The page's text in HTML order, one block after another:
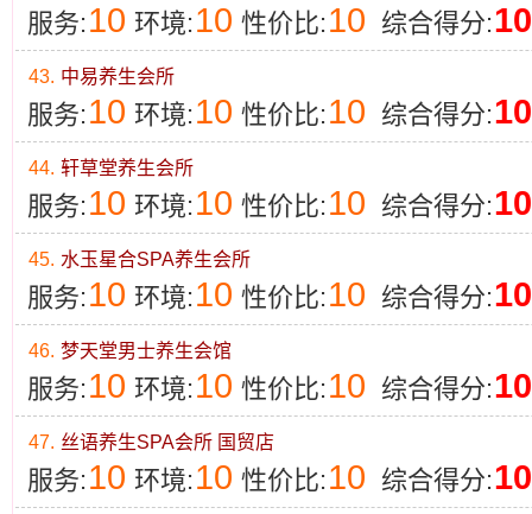
服务: 10 环境: 10 性价比: 10 综合得分:10
43. 中易养生会所
服务: 10 环境: 10 性价比: 10 综合得分:10
44. 轩草堂养生会所
服务: 10 环境: 10 性价比: 10 综合得分:10
45. 水玉星合SPA养生会所
服务: 10 环境: 10 性价比: 10 综合得分:10
46. 梦天堂男士养生会馆
服务: 10 环境: 10 性价比: 10 综合得分:10
47. 丝语养生SPA会所 国贸店
服务: 10 环境: 10 性价比: 10 综合得分:10